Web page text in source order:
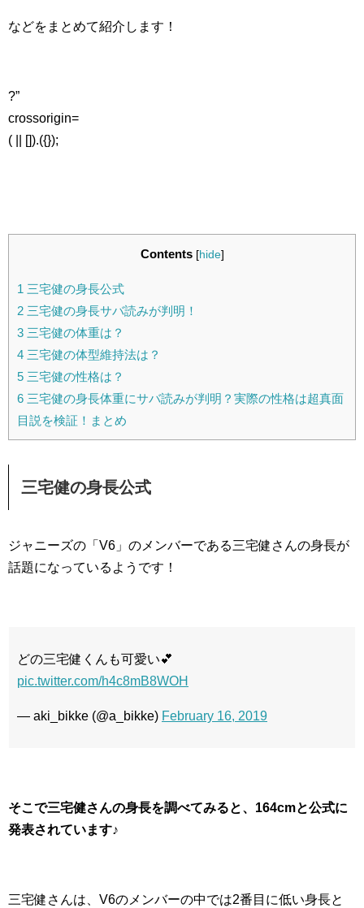
などをまとめて紹介します！
?”
crossorigin=
( || []).({});
Contents [hide]
1 三宅健の身長公式
2 三宅健の身長サバ読みが判明！
3 三宅健の体重は？
4 三宅健の体型維持法は？
5 三宅健の性格は？
6 三宅健の身長体重にサバ読みが判明？実際の性格は超真面
目説を検証！まとめ
三宅健の身長公式
ジャニーズの「V6」のメンバーである三宅健さんの身長が
話題になっているようです！
どの三宅健くんも可愛い💕
pic.twitter.com/h4c8mB8WOH
— aki_bikke (@a_bikke) February 16, 2019
そこで三宅健さんの身長を調べてみると、164cmと公式に
発表されています♪
三宅健さんは、V6のメンバーの中では2番目に低い身長と